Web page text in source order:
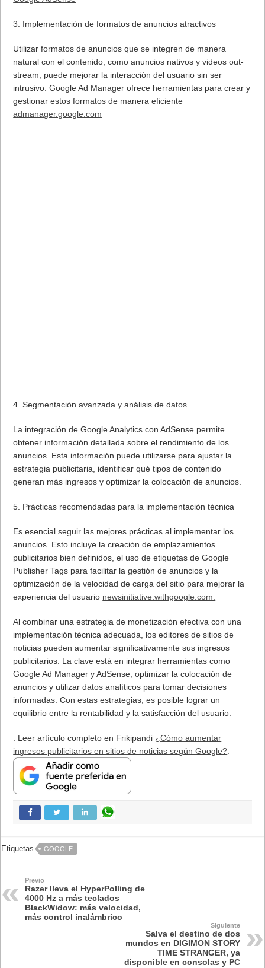
3. Implementación de formatos de anuncios atractivos
Utilizar formatos de anuncios que se integren de manera
natural con el contenido, como anuncios nativos y videos out-
stream, puede mejorar la interacción del usuario sin ser
intrusivo. Google Ad Manager ofrece herramientas para crear y
gestionar estos formatos de manera eficiente
admanager.google.com
4. Segmentación avanzada y análisis de datos
La integración de Google Analytics con AdSense permite
obtener información detallada sobre el rendimiento de los
anuncios. Esta información puede utilizarse para ajustar la
estrategia publicitaria, identificar qué tipos de contenido
generan más ingresos y optimizar la colocación de anuncios.
5. Prácticas recomendadas para la implementación técnica
Es esencial seguir las mejores prácticas al implementar los
anuncios. Esto incluye la creación de emplazamientos
publicitarios bien definidos, el uso de etiquetas de Google
Publisher Tags para facilitar la gestión de anuncios y la
optimización de la velocidad de carga del sitio para mejorar la
experiencia del usuario newsinitiative.withgoogle.com.
Al combinar una estrategia de monetización efectiva con una
implementación técnica adecuada, los editores de sitios de
noticias pueden aumentar significativamente sus ingresos
publicitarios. La clave está en integrar herramientas como
Google Ad Manager y AdSense, optimizar la colocación de
anuncios y utilizar datos analíticos para tomar decisiones
informadas. Con estas estrategias, es posible lograr un
equilibrio entre la rentabilidad y la satisfacción del usuario.
. Leer artículo completo en Frikipandi ¿Cómo aumentar
ingresos publicitarios en sitios de noticias según Google?
Etiquetas GOOGLE
Previo
Razer lleva el HyperPolling de
4000 Hz a más teclados
BlackWidow: más velocidad,
más control inalámbrico
Siguiente
Salva el destino de dos
mundos en DIGIMON STORY
TIME STRANGER, ya
disponible en consolas y PC